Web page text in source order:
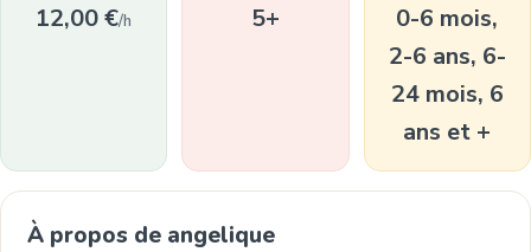
12,00 €/h 5+
0-6 mois,
2-6 ans, 6-
24 mois, 6
ans et +
À propos de angelique